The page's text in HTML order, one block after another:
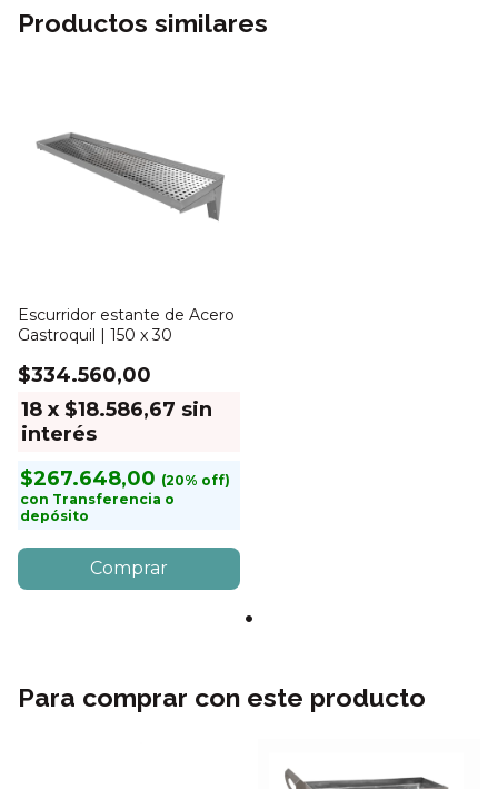
Productos similares
Escurridor estante de Acero
Gastroquil | 150 x 30
$334.560,00
18 x $18.586,67 sin
interés
$267.648,00
con Transferencia o
depósito
Para comprar con este producto